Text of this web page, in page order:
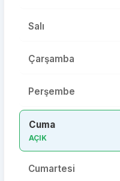
Salı
Çarşamba
Perşembe
Cuma
AÇIK
Cumartesi